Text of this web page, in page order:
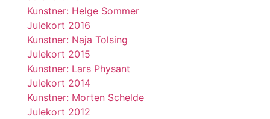
Kunstner: Helge Sommer
Julekort 2016
Kunstner: Naja Tolsing
Julekort 2015
Kunstner: Lars Physant
Julekort 2014
Kunstner: Morten Schelde
Julekort 2012